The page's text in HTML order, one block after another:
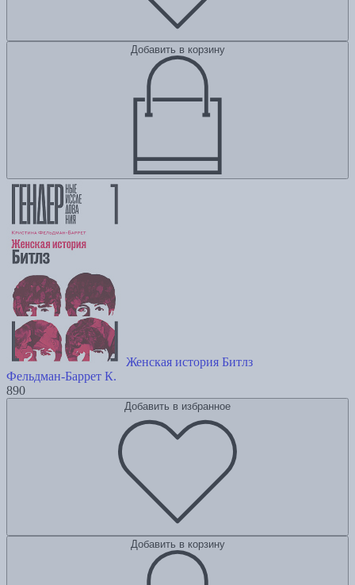
Добавить в корзину
Женская история Битлз
Фельдман-Баррет К.
890
Добавить в избранное
Добавить в корзину